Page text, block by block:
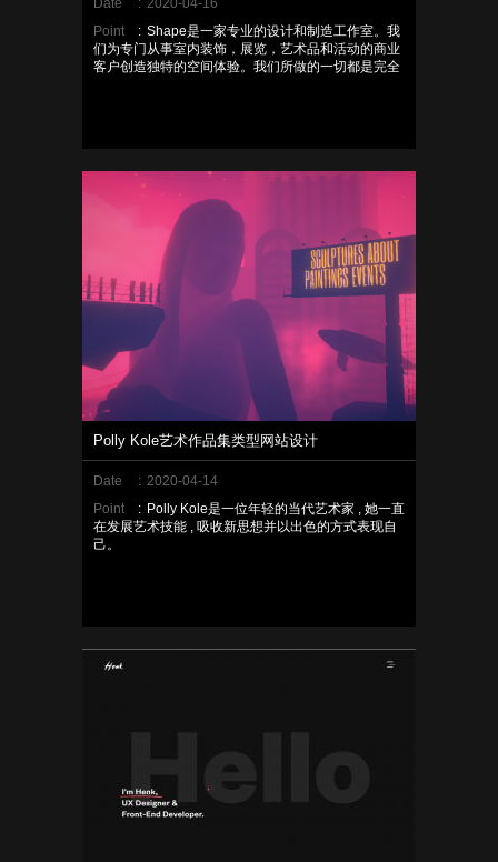
Date : 2020-04-16
Point
: Shape是一家专业的设计和制造工作室‌。‌我
们为专门从事室内装饰，展览，艺术品和活动的商业
客户创造独特的空间体验。‌我们所做的一切都是完全
Polly Kole艺术作品集类型网站设计
Date : 2020-04-14
Point
: Polly Kole是一位年轻的当代艺术家 , 她一直
在发展艺术技能 , 吸收新思想并以出色的方式表现自
己。